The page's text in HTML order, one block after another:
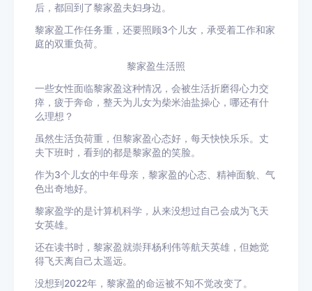
后，都回到了黎家盈夫妇身边。
黎家盈工作任务重，还要照顾3个儿女，承受着工作和家
庭的双重负荷。
黎家盈生活照
一些女性面临黎家盈这种情况，会被生活折磨得心力交
瘁，疲于奔命，整天为儿女为柴米油盐操心，哪还有什
么理想？
虽然生活负荷重，但黎家盈心态好，每天快快乐乐。丈
夫下班时，看到的都是黎家盈的笑脸。
作为3个儿女的中年母亲，黎家盈的心态、精神面貌、气
色出奇地好。
黎家盈学的是计算机科学，从来没想过自己会成为飞天
女英雄。
还在读书时，黎家盈就崇拜杨利伟等航天英雄，但她觉
得飞天离自己太遥远。
没想到2022年，黎家盈的命运被不知不觉改变了。